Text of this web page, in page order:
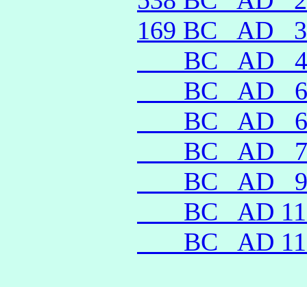
169 BC AD
__ BC AD
__ BC AD
__ BC AD
__ BC AD
__ BC AD
__ BC AD
__ BC AD